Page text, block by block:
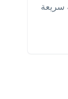
سريعة